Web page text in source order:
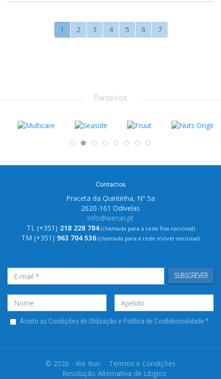
1 2 3 4 5 6 7
Parceiros
Contactos
Praceta da Quintinha, Nº 5a
2620-161 Odivelas
info@werun.pt
TL (+351) 218 228 784(chamada para a rede fixa nacional)
TM (+351) 963 704 536 (chamada para a rede móvel nacional)
SUBSCREVER
Aceito as Condições de Utilização e Política de Confidencialidade*
© 2026 - We Run
Termos e Condições
Resolução Alternativa de Litígios